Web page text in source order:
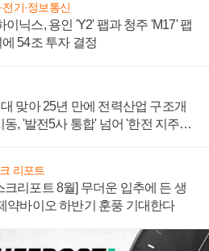
전기·정보통신
이닉스, 용인 'Y2' 팹과 청주 'M17' 팹
54조 투자 결정
맞아 25년 만에 전력산업 구조개
동, '발전5사 통합' 넘어 '한전 지주사'
리포트
크리포트 8월] 무더운 입추에 든 생
약바이오 하반기 훈풍 기대한다